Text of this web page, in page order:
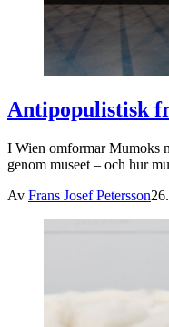
Antipopulistisk
I Wien omformar Mumoks
genom museet – och hur
Av Frans Josef Petersson